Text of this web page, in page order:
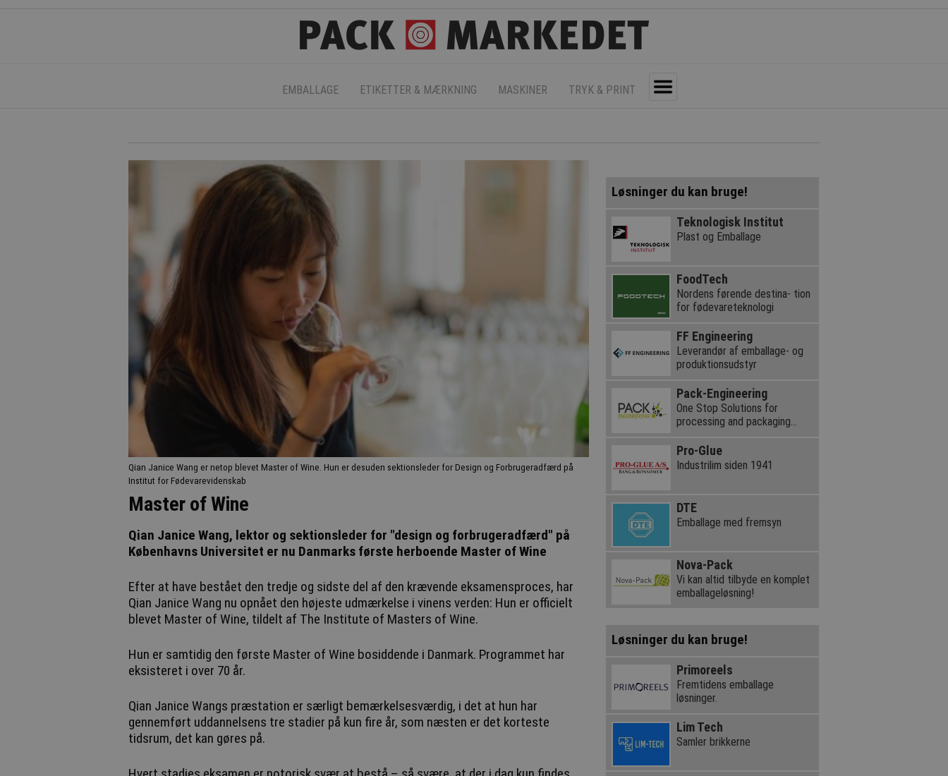
EMBALLAGE ETIKETTER & MÆRKNING MASKINER TRYK & PRINT
Qian Janice Wang er netop blevet Master of Wine. Hun er desuden sektionsleder for Design og Forbrugeradfærd på
Institut for Fødevarevidenskab
Master of Wine
Qian Janice Wang, lektor og sektionsleder for "design og forbrugeradfærd" på
Københavns Universitet er nu Danmarks første herboende Master of Wine
Efter at have bestået den tredje og sidste del af den krævende eksamensproces, har
Qian Janice Wang nu opnået den højeste udmærkelse i vinens verden: Hun er officielt
blevet Master of Wine, tildelt af The Institute of Masters of Wine.
Hun er samtidig den første Master of Wine bosiddende i Danmark. Programmet har
eksisteret i over 70 år.
Qian Janice Wangs præstation er særligt bemærkelsesværdig, i det at hun har
gennemført uddannelsens tre stadier på kun fire år, som næsten er det korteste
tidsrum, det kan gøres på.
Løsninger du kan bruge!
Teknologisk Institut
Plast og Emballage
FoodTech
Nordens førende destina- tion
for fødevareteknologi
FF Engineering
Leverandør af emballage- og
produktionsudstyr
Pack-Engineering
One Stop Solutions for
processing and packaging
Pro-Glue
Industrilim siden 1941
DTE
Emballage med fremsyn
Nova-Pack
Vi kan altid tilbyde en komplet
emballageløsning!
Løsninger du kan bruge!
Primoreels
Fremtidens emballage
løsninger.
Lim Tech
Samler brikkerne